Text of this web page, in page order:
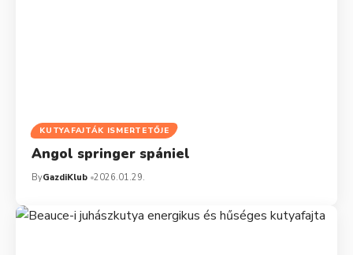
KUTYAFAJTÁK ISMERTETŐJE
Angol springer spániel
ByGazdiKlub 2026.01.29.